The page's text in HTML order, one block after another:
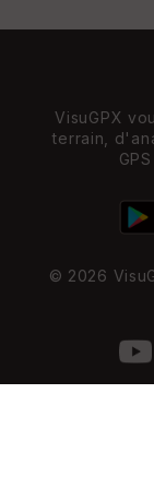
VisuGPX
terrain,
© 2026